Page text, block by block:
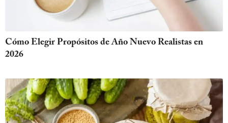
Cómo Elegir Propósitos de Año Nuevo Realistas en
2026